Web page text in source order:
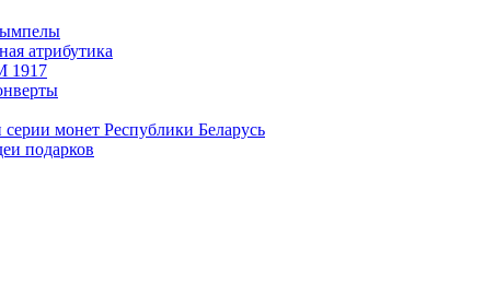
атрибутика
1917
монет Республики Беларусь
подарков